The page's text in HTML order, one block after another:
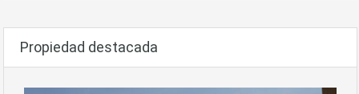
Propiedad destacada